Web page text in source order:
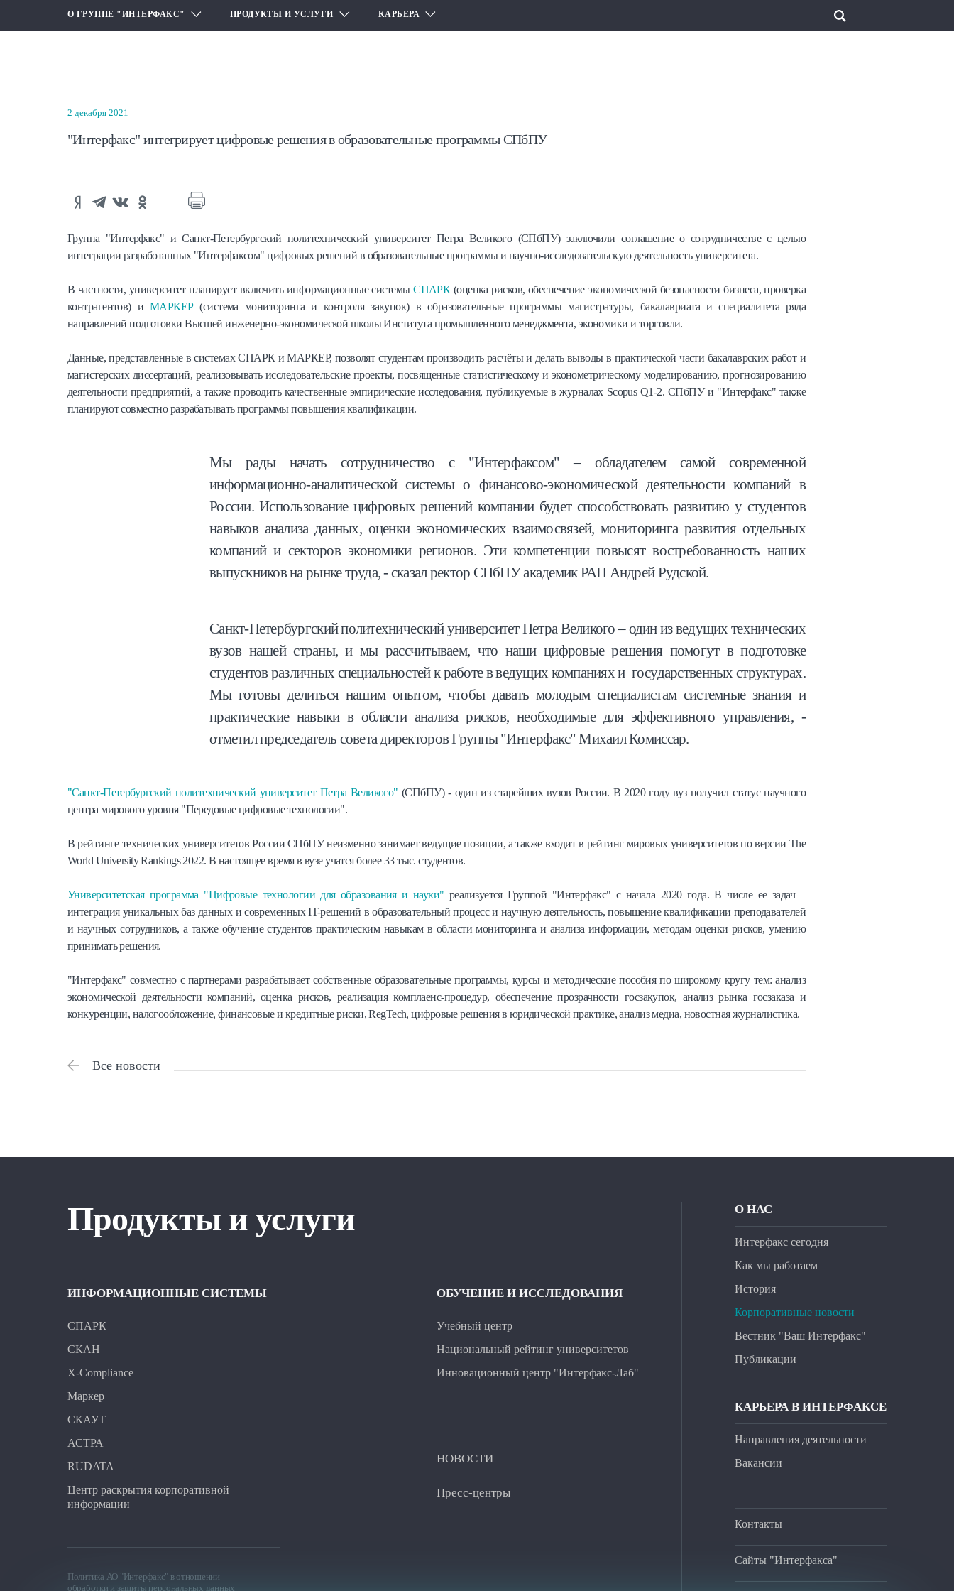
О ГРУППЕ "ИНТЕРФАКС" ПРОДУКТЫ И УСЛУГИ КАРЬЕРА
2 декабря 2021
"Интерфакс" интегрирует цифровые решения в образовательные программы СПбПУ
Группа "Интерфакс" и Санкт-Петербургский политехнический университет Петра Великого (СПбПУ) заключили соглашение о сотрудничестве с целью
интеграции разработанных "Интерфаксом" цифровых решений в образовательные программы и научно-исследовательскую деятельность университета.
В частности, университет планирует включить информационные системыСПАРК(оценка рисков, обеспечение экономической безопасности бизнеса, проверка
контрагентов) и МАРКЕР(система мониторинга и контроля закупок) в образовательные программы магистратуры, бакалавриата и специалитета ряда
направлений подготовки Высшей инженерно-экономической школы Института промышленного менеджмента, экономики и торговли.
Данные, представленные в системах СПАРК и МАРКЕР, позволят студентам производить расчёты и делать выводы в практической части бакалаврских работ и
магистерских диссертаций, реализовывать исследовательские проекты, посвященные статистическому и эконометрическому моделированию, прогнозированию
деятельности предприятий, а также проводить качественные эмпирические исследования, публикуемые в журналах Scopus Q1-2. СПбПУ и "Интерфакс" также
планируют совместно разрабатывать программы повышения квалификации.
Мы рады начать сотрудничество с "Интерфаксом" – обладателем самой современной
информационно-аналитической системы о финансово-экономической деятельности компаний в
России. Использование цифровых решений компании будет способствовать развитию у студентов
навыков анализа данных, оценки экономических взаимосвязей, мониторинга развития отдельных
компаний и секторов экономики регионов. Эти компетенции повысят востребованность наших
выпускников на рынке труда, - сказал ректор СПбПУ академик РАН Андрей Рудской.
Санкт-Петербургский политехнический университет Петра Великого – один из ведущих технических
вузов нашей страны, и мы рассчитываем, что наши цифровые решения помогут в подготовке
студентов различных специальностей к работе в ведущих компаниях и государственных структурах.
Мы готовы делиться нашим опытом, чтобы давать молодым специалистам системные знания и
практические навыки в области анализа рисков, необходимые для эффективного управления, -
отметил председатель совета директоров Группы "Интерфакс" Михаил Комиссар.
"Санкт-Петербургский политехнический университет Петра Великого" (СПбПУ) - один из старейших вузов России. В 2020 году вуз получил статус научного
центра мирового уровня "Передовые цифровые технологии".
В рейтинге технических университетов России СПбПУ неизменно занимает ведущие позиции, а также входит в рейтинг мировых университетов по версии The
World University Rankings 2022. В настоящее время в вузе учатся более 33 тыс. студентов.
Университетская программа "Цифровые технологии для образования и науки" реализуется Группой "Интерфакс" с начала 2020 года. В числе ее задач –
интеграция уникальных баз данных и современных IT-решений в образовательный процесс и научную деятельность, повышение квалификации преподавателей
и научных сотрудников, а также обучение студентов практическим навыкам в области мониторинга и анализа информации, методам оценки рисков, умению
принимать решения.
"Интерфакс" совместно с партнерами разрабатывает собственные образовательные программы, курсы и методические пособия по широкому кругу тем: анализ
экономической деятельности компаний, оценка рисков, реализация комплаенс-процедур, обеспечение прозрачности госзакупок, анализ рынка госзаказа и
конкуренции, налогообложение, финансовые и кредитные риски, RegTech, цифровые решения в юридической практике, анализ медиа, новостная журналистика.
Все новости
Продукты и услуги
ИНФОРМАЦИОННЫЕ СИСТЕМЫ
СПАРК
СКАН
X-Compliance
Маркер
СКАУТ
АСТРА
RUDATA
Центр раскрытия корпоративной
информации
ОБУЧЕНИЕ И ИССЛЕДОВАНИЯ
Учебный центр
Национальный рейтинг университетов
Инновационный центр "Интерфакс-Лаб"
НОВОСТИ
Пресс-центры
Политика АО "Интерфакс" в отношении
обработки и защиты персональных данных
О НАС
Интерфакс сегодня
Как мы работаем
История
Корпоративные новости
Вестник "Ваш Интерфакс"
Публикации
КАРЬЕРА В ИНТЕРФАКСЕ
Направления деятельности
Вакансии
Контакты
Сайты "Интерфакса"